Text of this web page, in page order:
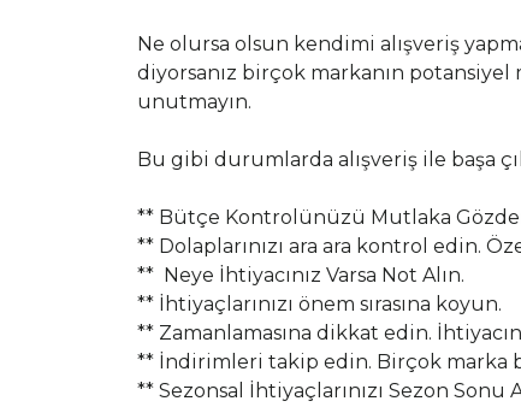
Ne olursa olsun kendimi alışveriş
diyorsanız birçok markanın potansiyel
unutmayın.
Bu gibi durumlarda alışveriş ile başa
** Bütçe Kontrolünüzü Mutlaka
** Dolaplarınızı ara ara kontrol edin.
** Neye İhtiyacınız Varsa Not Alın.
** İhtiyaçlarınızı önem sırasına koyun.
** Zamanlamasına dikkat edin.
** İndirimleri takip edin. Birçok marka
** Sezonsal İhtiyaçlarınızı Sezon Sonu